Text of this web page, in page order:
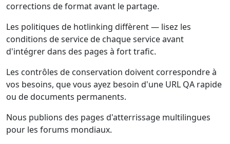
corrections de format avant le partage.
Les politiques de hotlinking diffèrent — lisez les
conditions de service de chaque service avant
d'intégrer dans des pages à fort trafic.
Les contrôles de conservation doivent correspondre à
vos besoins, que vous ayez besoin d'une URL QA rapide
ou de documents permanents.
Nous publions des pages d'atterrissage multilingues
pour les forums mondiaux.